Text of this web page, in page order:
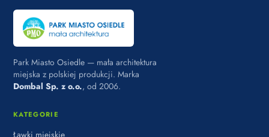
Park Miasto Osiedle — mała architektura
miejska z polskiej produkcji. Marka
Dombal Sp. z o.o., od 2006.
KATEGORIE
Ławki miejskie